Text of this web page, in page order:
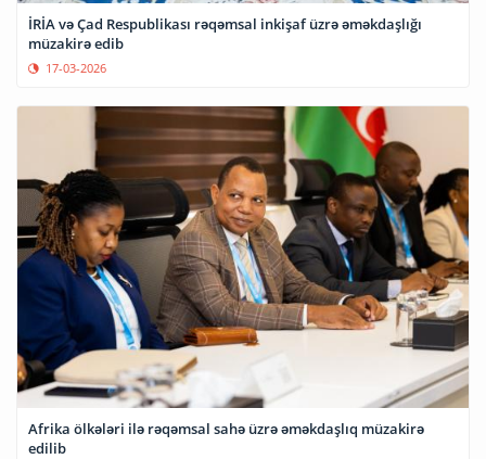
İRİA və Çad Respublikası rəqəmsal inkişaf üzrə əməkdaşlığı
müzakirə edib
17-03-2026
Afrika ölkələri ilə rəqəmsal sahə üzrə əməkdaşlıq müzakirə
edilib